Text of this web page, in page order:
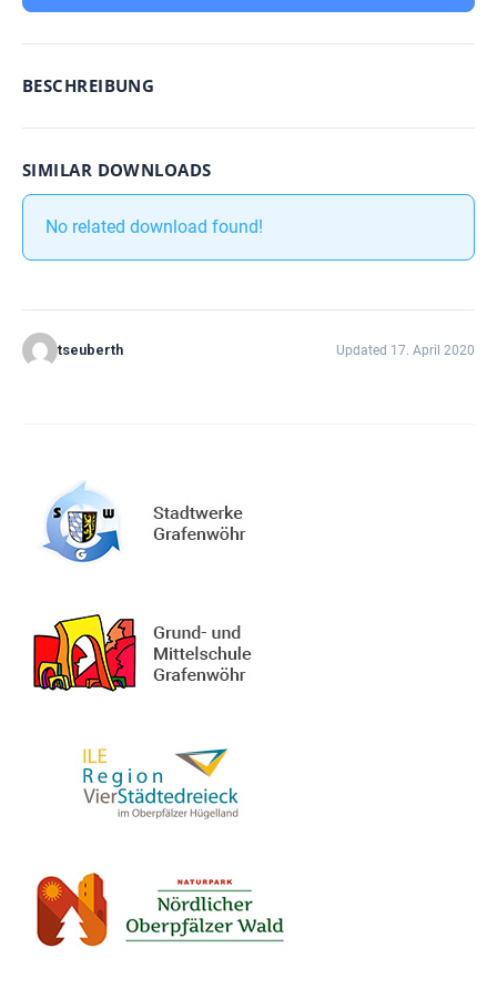
BESCHREIBUNG
SIMILAR DOWNLOADS
No related download found!
tseuberth Updated 17. April 2020